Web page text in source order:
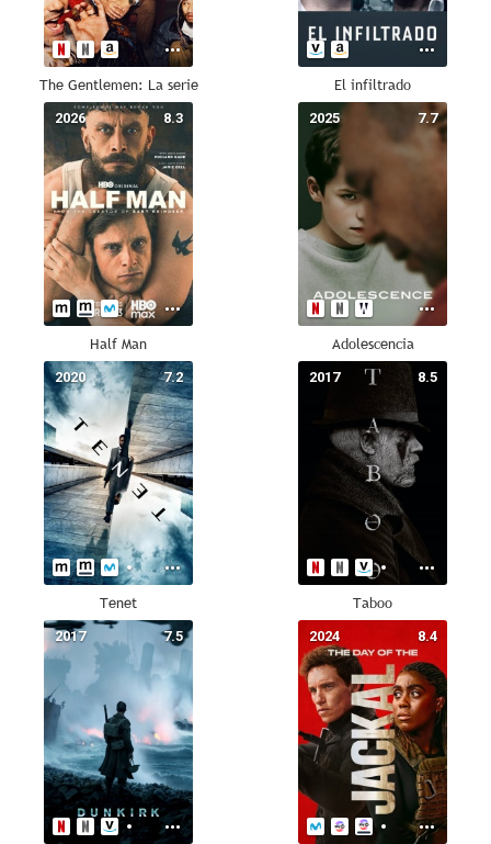
The Gentlemen: La serie El infiltrado
8.3
2026
Half Man
7.7
2025
Adolescencia
7.2
2020
Tenet
8.5
2017
Taboo
7.5
2017 8.4
2024